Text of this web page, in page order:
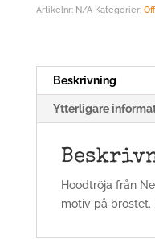
Artikelnr: N/A Kategorier:
Beskrivning
Ytterligare
Hoodtröja från
motiv på bröstet.